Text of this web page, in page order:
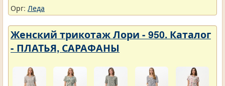
Орг: Леда
Женский трикотаж Лори - 950. Каталог
- ПЛАТЬЯ, САРАФАНЫ